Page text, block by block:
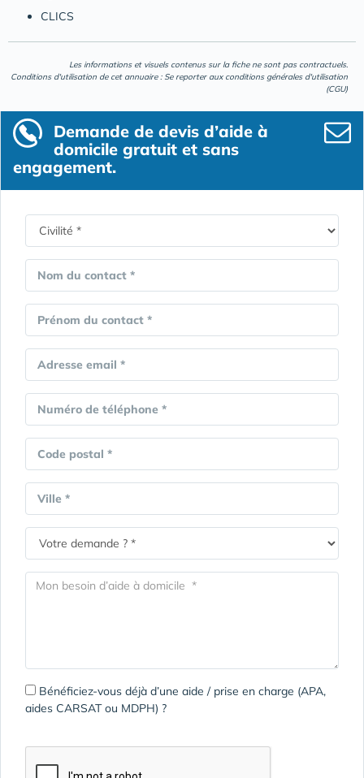
CLICS
Les informations et visuels contenus sur la fiche ne sont pas contractuels.
Conditions d'utilisation de cet annuaire : Se reporter aux conditions générales d'utilisation
(CGU)
Demande de devis d’aide à
domicile gratuit et sans
engagement.
Nom du contact *
Prénom du contact *
Adresse email *
Numéro de téléphone *
Code postal *
Ville *
Bénéficiez-vous déjà d’une aide / prise en charge (APA,
aides CARSAT ou MDPH) ?